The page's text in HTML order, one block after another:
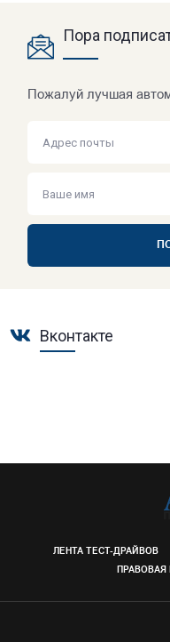
Пора
Пожалуй лучшая
Вконтакте
ЛЕНТА ТЕСТ-ДРАЙВОВ
ПРАВОВАЯ